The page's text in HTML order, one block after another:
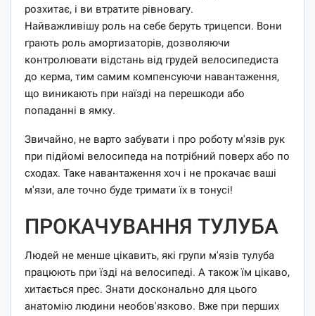
розхитає, і ви втратите рівновагу.
Найважливішу роль на себе беруть трицепси. Вони
грають роль амортизаторів, дозволяючи
контролювати відстань від грудей велосипедиста
до керма, тим самим компенсуючи навантаження,
що виникають при наїзді на перешкоди або
попаданні в ямку.
Звичайно, не варто забувати і про роботу м'язів рук
при підйомі велосипеда на потрібний поверх або по
сходах. Таке навантаження хоч і не прокачає ваші
м'язи, але точно буде тримати їх в тонусі!
ПРОКАЧУВАННЯ ТУЛУБА
Людей не менше цікавить, які групи м'язів тулуба
працюють при їзді на велосипеді. А також їм цікаво,
хитається прес. Знати досконально для цього
анатомію людини необов'язково. Вже при перших